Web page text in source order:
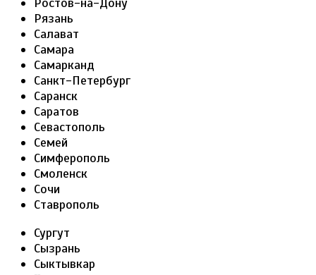
Рязань
Салават
Самара
Самарканд
Санкт-Петербург
Саранск
Саратов
Севастополь
Семей
Симферополь
Смоленск
Сочи
Ставрополь
Сургут
Сызрань
Сыктывкар